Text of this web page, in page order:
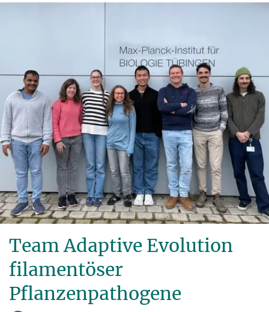
Team Adaptive Evolution
filamentöser
Pflanzenpathogene